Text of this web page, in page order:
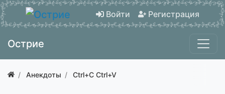
Войти Регистрация
Острие
Анекдоты Ctrl+C Ctrl+V